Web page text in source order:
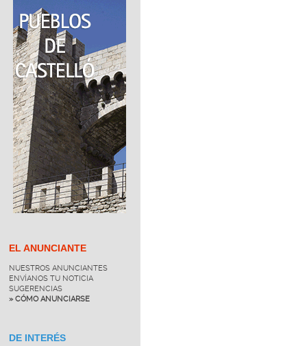
EL ANUNCIANTE
NUESTROS ANUNCIANTES
ENVÍANOS TU NOTICIA
SUGERENCIAS
» CÓMO ANUNCIARSE
DE INTERÉS